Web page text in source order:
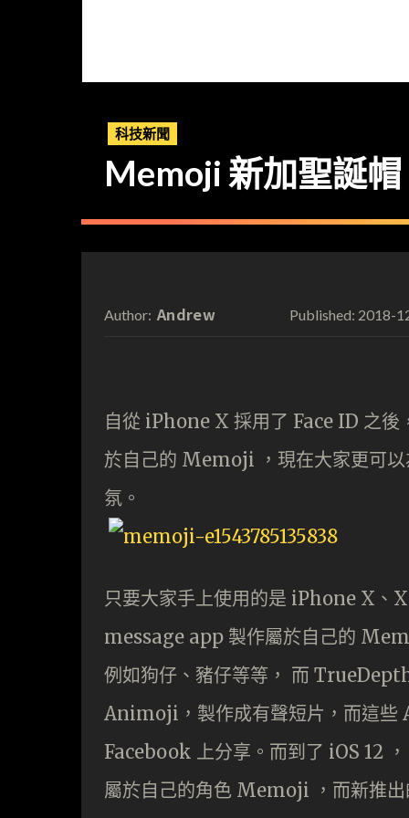
科技新聞
Memoji 新加聖誕帽
Author: Andrew Published: 2018-
自從 iPhone X 採用了 Face ID 之
於自己的 Memoji ，現在大家更可
氛。
只要大家手上使用的是 iPhone X、
message app 製作屬於自己的
例如狗仔、豬仔等等， 而
Animoji，製作成有聲短片，而這
Facebook 上分享。而到了 iOS 12
屬於自己的角色 Memoji ，而新推